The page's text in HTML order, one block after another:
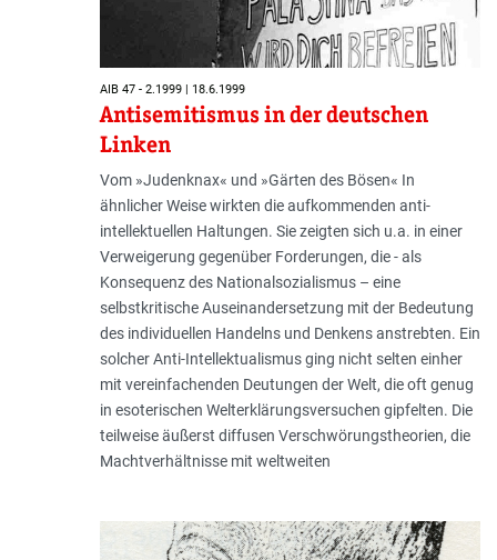
AIB 47 - 2.1999 | 18.6.1999
Antisemitismus in der deutschen
Linken
Vom »Judenknax« und »Gärten des Bösen« In
ähnlicher Weise wirkten die aufkommenden anti-
intellektuellen Haltungen. Sie zeigten sich u.a. in einer
Verweigerung gegenüber Forderungen, die - als
Konsequenz des Nationalsozialismus – eine
selbstkritische Auseinandersetzung mit der Bedeutung
des individuellen Handelns und Denkens anstrebten. Ein
solcher Anti-Intellektualismus ging nicht selten einher
mit vereinfachenden Deutungen der Welt, die oft genug
in esoterischen Welterklärungsversuchen gipfelten. Die
teilweise äußerst diffusen Verschwörungstheorien, die
Machtverhältnisse mit weltweiten